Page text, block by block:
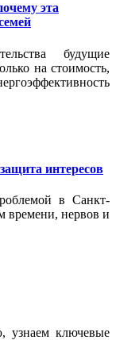
эта
будущие
на стоимость,
интересов
в Санкт-
времени, нервов и
узнаем ключевые